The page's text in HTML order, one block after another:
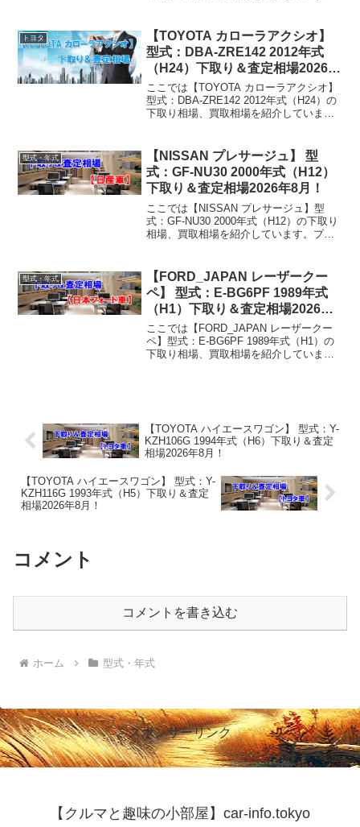
場：マイナス1万円～5...
トヨタ
【TOYOTA カローラアクシオ】
型式：DBA-ZRE142 2012年式
（H24）下取り＆査定相場2026年
8月！
ここでは【TOYOTA カローラアクシオ】
型式：DBA-ZRE142 2012年式（H24）の
下取り相場、買取相場を紹介していま
下取り相場：マイナス1万円...
型式・年式
【NISSAN プレサージュ】 型
式：GF-NU30 2000年式（H12）
下取り＆査定相場2026年8月！
ここでは【NISSAN プレサージュ】型
式：GF-NU30 2000年式（H12）の下取り
相場、買取相場を紹介しています。プレ
万円～3万円買取り相場：...
型式・年式
【FORD_JAPAN レーザークー
ペ】 型式：E-BG6PF 1989年式
（H1）下取り＆査定相場2026年8
月！
ここでは【FORD_JAPAN レーザークー
ペ】型式：E-BG6PF 1989年式（H1）の
下取り相場、買取相場を紹介していま
【TOYOTA ハイエースワゴン】 型式：Y-
KZH106G 1994年式（H6）下取り＆査定
相場2026年8月！
【TOYOTA ハイエースワゴン】 型式：Y-
KZH116G 1993年式（H5）下取り＆査定
相場2026年8月！
コメント
コメントを書き込む
ホーム 型式・年式
スポンサーリンク
【クルマと趣味の小部屋】car-info.tokyo